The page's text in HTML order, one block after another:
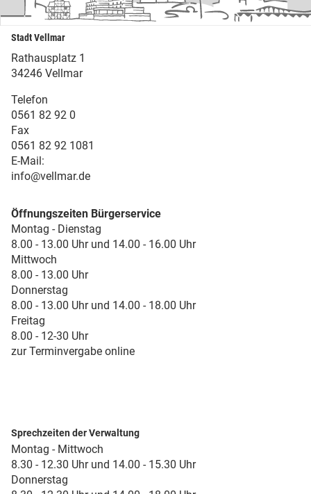
Stadt Vellmar
Rathausplatz 1
34246 Vellmar
Telefon
0561 82 92 0
Fax
0561 82 92 1081
E-Mail:
info@vellmar.de
Öffnungszeiten Bürgerservice
Montag - Dienstag
8.00 - 13.00 Uhr und 14.00 - 16.00 Uhr
Mittwoch
8.00 - 13.00 Uhr
Donnerstag
8.00 - 13.00 Uhr und 14.00 - 18.00 Uhr
Freitag
8.00 - 12-30 Uhr
zur Terminvergabe online
Sprechzeiten der Verwaltung
Montag - Mittwoch
8.30 - 12.30 Uhr und 14.00 - 15.30 Uhr
Donnerstag